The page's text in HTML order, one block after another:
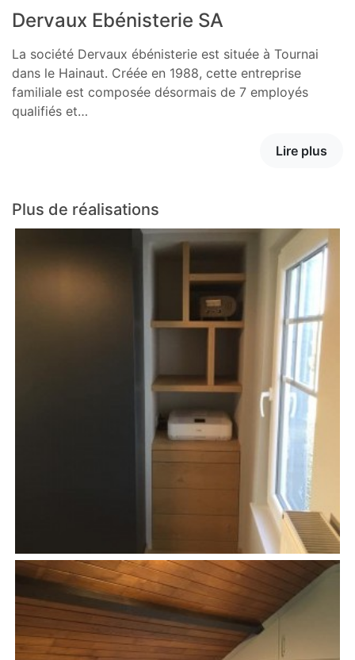
Dervaux Ebénisterie SA
La société Dervaux ébénisterie est située à Tournai
dans le Hainaut. Créée en 1988, cette entreprise
familiale est composée désormais de 7 employés
qualifiés et…
Lire plus
Plus de réalisations